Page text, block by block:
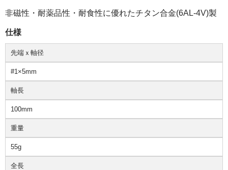
非磁性・耐薬品性・耐食性に優れたチタン合金(6AL-4V)製
仕様
先端ｘ軸径
#1×5mm
軸長
100mm
重量
55g
全長